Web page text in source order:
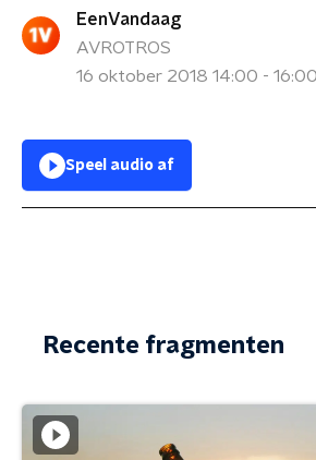
EenVandaag
AVROTROS
16 oktober 2018 14:00 - 16:00
Speel audio af
Recente fragmenten